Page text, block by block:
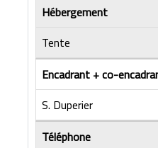
Hébergement
Tente
Encadrant + co-
S. Duperier
Téléphone